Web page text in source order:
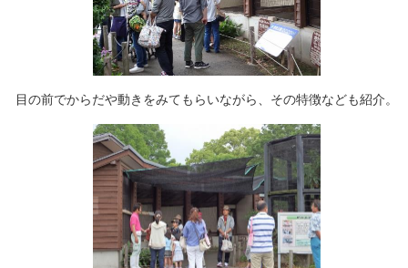
目の前でからだや動きをみてもらいながら、その特徴なども紹介。